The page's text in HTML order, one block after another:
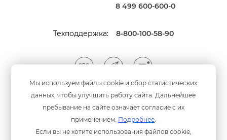
Мы используем файлы cookie и сбор статистических
данных, чтобы улучшить работу сайта. Дальнейшее
пребывание на сайте означает согласие с их
применением. Подробнее.
Если вы не хотите использования файлов cookie,
8 499 600-600-0
Техподдержка: 8-800-100-58-90
Мы принимаем оплату
анковскими картами